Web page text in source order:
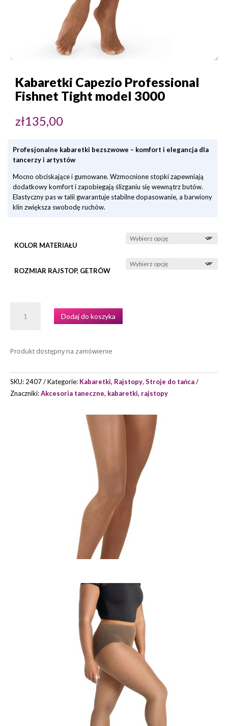
Kabaretki Capezio Professional
Fishnet Tight model 3000
zł135,00
Profesjonalne kabaretki bezszwowe – komfort i elegancja dla
tancerzy i artystów
Mocno obciskające i gumowane. Wzmocnione stopki zapewniają
dodatkowy komfort i zapobiegają ślizganiu się wewnątrz butów.
Elastyczny pas w talii gwarantuje stabilne dopasowanie, a barwiony
klin zwiększa swobodę ruchów.
KOLOR MATERIAŁU
ROZMIAR RAJSTOP, GETRÓW
KABARETKI
FISHNET
MODEL
3000
Dodaj do koszyka
Produkt dostępny na zamówienie
SKU: 2407 Kategorie: Kabaretki, Rajstopy, Stroje do tańca
Znaczniki:Akcesoria taneczne, kabaretki, rajstopy